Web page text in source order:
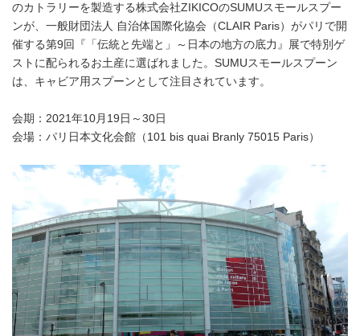
のカトラリーを製造する株式会社ZIKICOのSUMUスモールスプー
ンが、一般財団法人 自治体国際化協会（CLAIR Paris）がパリで開
催する第9回『「伝統と先端と」～日本の地方の底力』展で特別ゲ
ストに配られるお土産に選ばれました。SUMUスモールスプーン
は、キャビア用スプーンとして注目されています。
会期：2021年10月19日～30日
会場：パリ日本文化会館（101 bis quai Branly 75015 Paris）